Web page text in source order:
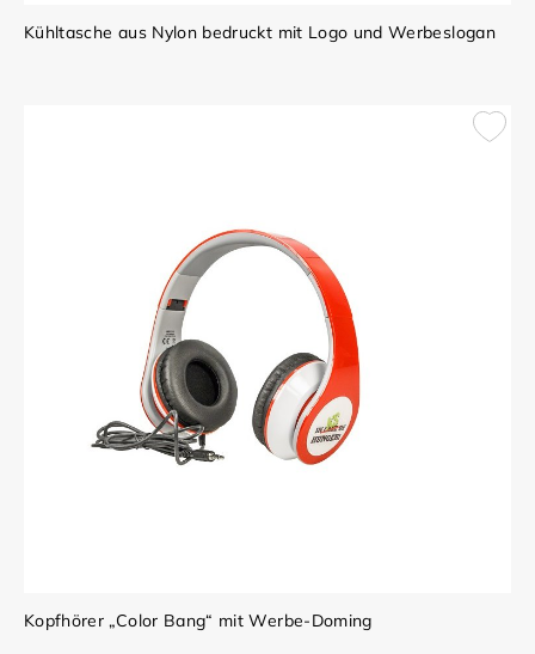
Kühltasche aus Nylon bedruckt mit Logo und Werbeslogan
Kopfhörer „Color Bang“ mit Werbe-Doming